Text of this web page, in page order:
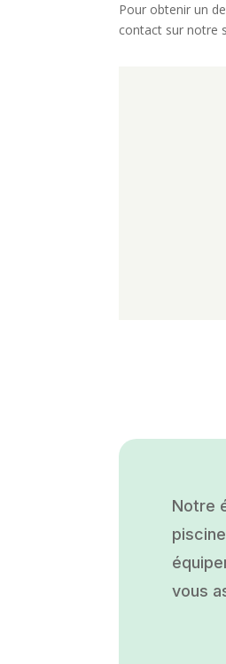
Pour obtenir un
contact sur notre
Notre
vous